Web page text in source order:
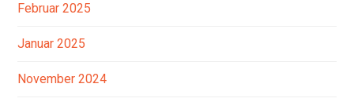
Februar 2025
Januar 2025
November 2024